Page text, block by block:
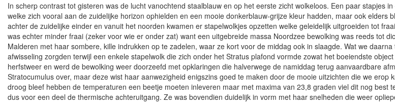
In scherp contrast tot gisteren was de lucht vanochtend staalblauw en op het eerste zicht wolkeloos. Een paar stapjes
welke zich vooral aan de zuidelijke horizon ophielden en een mooie donkerblauw-grijze kleur hadden, maar ook
achter de zuidelijke einder en vanuit het noorden kwamen er stapelwolkjes opzetten welke geleidelijk uitgroeiden tot
was echter minder fraai (zeker voor wie er onder zat) want een uitgebreide massa Noordzee bewolking was reeds tot
Malderen met haar sombere, kille indrukken op te zadelen, waar ze kort voor de middag ook in slaagde. Wat we
afwisseling zorgden terwijl een enkele stapelwolk die zich onder het Stratus plafond vormde zowat het boeiendste
herfstweer en werd de bewolking weer doorzeefd met opklaringen die halverwege de namiddag terug aanvaardbare
Stratocumulus over, maar deze wist haar aanwezigheid enigszins goed te maken door de mooie uitzichten die we
droog bleef hebben de temperaturen een beetje moeten inleveren maar met maxima van 23,8 graden viel dit nog
dus voor een deel de thermische achteruitgang. Ze was bovendien duidelijk in vorm met haar snelheden die weer